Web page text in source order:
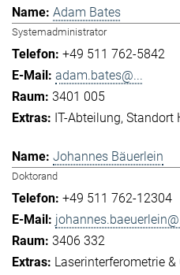
Adam Bates
Systemadministrator
+49 511 762-5842
adam.bates@...
3401 005
IT-Abteilung Standort
Johannes Bäuerlein
Doktorand
+49 511 762-12304
3406 332
Laserinterferometrie